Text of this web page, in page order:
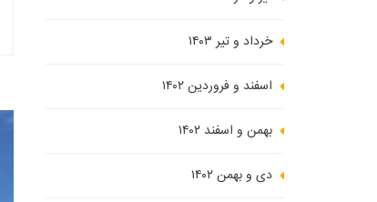
خرداد و تیر ۱۴۰۳
اسفند و فروردین ۱۴۰۲
بهمن و اسفند ۱۴۰۲
دی و بهمن ۱۴۰۲